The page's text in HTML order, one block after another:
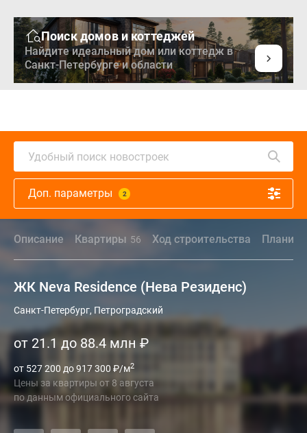
Поиск домов и коттеджей
Найдите идеальный дом или коттедж в
Санкт-Петербурге и области
Удобный поиск новостроек
Доп. параметры 2
Описание Квартиры 56 Ход строительства
ЖК Neva Residence (Нева Резиденс)
Санкт-Петербург, Петроградский
от 21.1 до 88.4 млн ₽
от 527 200 до 917 300 ₽/м2
Цены за квартиры от 8 августа
по данным официального сайта